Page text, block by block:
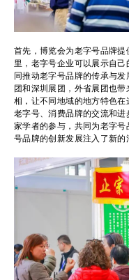
首先，博览会为老字号品牌
里，老字号企业可以展示自
同推动老字号品牌的传承与
团和深圳展团，外省展团也
相，让不同地域的地方特色在
老字号、消费品牌的交流和
家学者的参与，共同为老字
号品牌的创新发展注入了新的